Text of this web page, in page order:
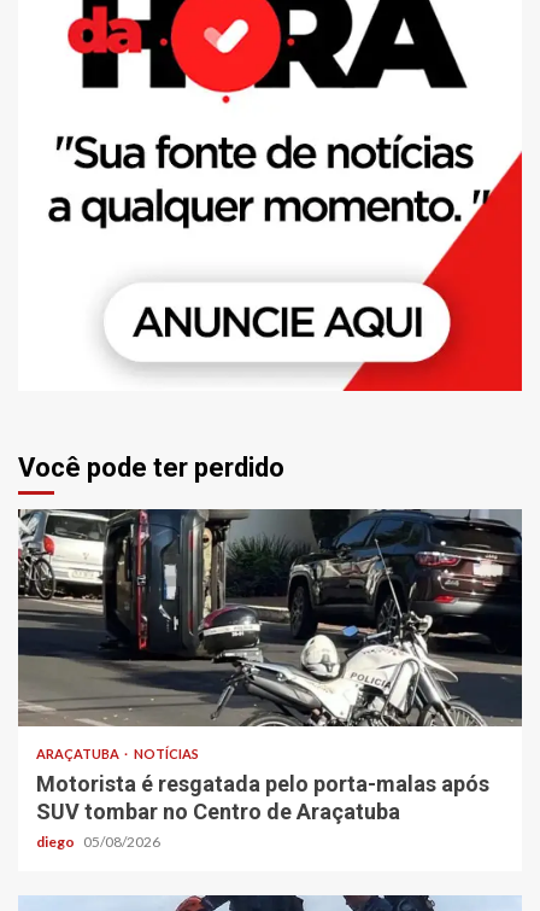
Você pode ter perdido
ARAÇATUBA NOTÍCIAS
Motorista é resgatada pelo porta-malas após
SUV tombar no Centro de Araçatuba
diego 05/08/2026